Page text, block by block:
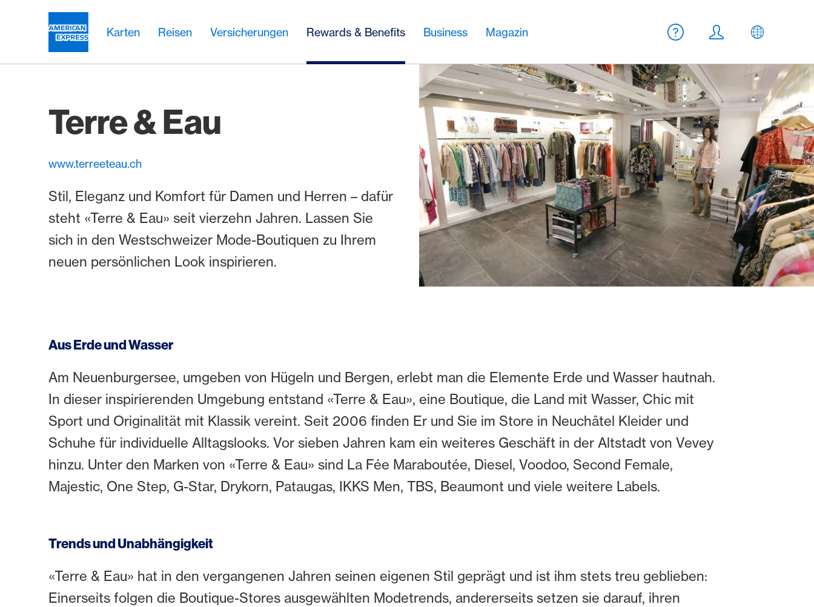
Karten Reisen Versicherungen Rewards & Benefits Business Magazin
Meta Navigation
Hilfe
Login DE
Terre & Eau
www.terreeteau.ch
Stil, Eleganz und Komfort für Damen und Herren – dafür
steht «Terre & Eau» seit vierzehn Jahren. Lassen Sie
sich in den Westschweizer Mode-Boutiquen zu Ihrem
neuen persönlichen Look inspirieren.
Aus Erde und Wasser
Am Neuenburgersee, umgeben von Hügeln und Bergen, erlebt man die Elemente Erde und Wasser hautnah.
In dieser inspirierenden Umgebung entstand «Terre & Eau», eine Boutique, die Land mit Wasser, Chic mit
Sport und Originalität mit Klassik vereint. Seit 2006 finden Er und Sie im Store in Neuchâtel Kleider und
Schuhe für individuelle Alltagslooks. Vor sieben Jahren kam ein weiteres Geschäft in der Altstadt von Vevey
hinzu. Unter den Marken von «Terre & Eau» sind La Fée Maraboutée, Diesel, Voodoo, Second Female,
Majestic, One Step, G-Star, Drykorn, Pataugas, IKKS Men, TBS, Beaumont und viele weitere Labels.
Trends und Unabhängigkeit
«Terre & Eau» hat in den vergangenen Jahren seinen eigenen Stil geprägt und ist ihm stets treu geblieben:
Einerseits folgen die Boutique-Stores ausgewählten Modetrends, andererseits setzen sie darauf, ihren